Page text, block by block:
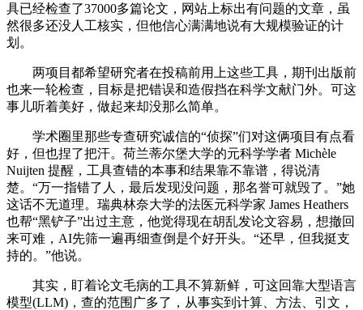
具已经检查了37000多篇论文，网站上标出有问题的文章，虽
然很多还没人工核实，但他信心满满地说有大规模验证的计
划。
两项目都希望研究者在投稿前用上这些工具，期刊出版前
也来一轮检查，目标是把错误和造假挡在科学文献门外。可这
事儿听着美好，做起来却没那么简单。
学术圈里那些专查研究诚信的“侦探”们对这俩项目有点看
好，但也捏了把汗。荷兰蒂尔堡大学的元科学学者 Michèle
Nuijten 提醒，工具查错的本事和结果靠不靠谱，得说清
楚。“万一指错了人，最后发现没问题，那名誉可就毁了。”她
这话不无道理。瑞典林奈大学的法医元科学家 James Heathers
也帮“黑铲子”出过主意，他觉得现在胡乱发论文容易，想撤回
来可难，AI先筛一遍再细查倒是个好开头。“还早，但我挺支
持的。”他说。
其实，盯着论文毛病的工具不算新鲜，可这回靠大型语言
模型(LLM)，查的范围广多了，从事实到计算、方法、引文，